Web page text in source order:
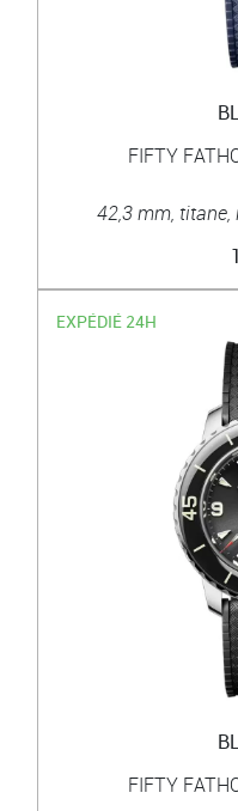
FIFTY
42,3 mm,
EXPÉDIÉ 24H
FIFTY